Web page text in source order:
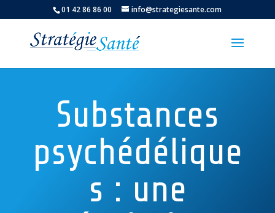
01 42 86 86 00 info@strategiesante.com
Substances
psychédélique
s : une